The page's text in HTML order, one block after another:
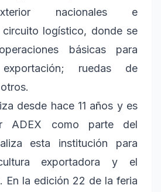
nacionales e
circuito logístico, donde se
básicas para
ruedas de
desde hace 11 años y es
ADEX como parte del
esta institución para
exportadora y el
En la edición 22 de la feria